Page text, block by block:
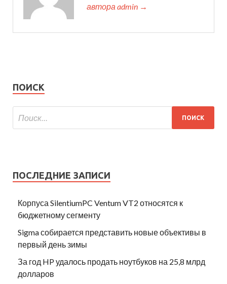
автора admin →
ПОИСК
ПОСЛЕДНИЕ ЗАПИСИ
Корпуса SilentiumPC Ventum VT2 относятся к
бюджетному сегменту
Sigma собирается представить новые объективы в
первый день зимы
За год HP удалось продать ноутбуков на 25,8 млрд
долларов